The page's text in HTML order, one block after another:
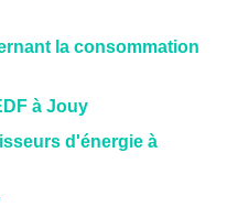
la consommation
à Jouy
d'énergie à